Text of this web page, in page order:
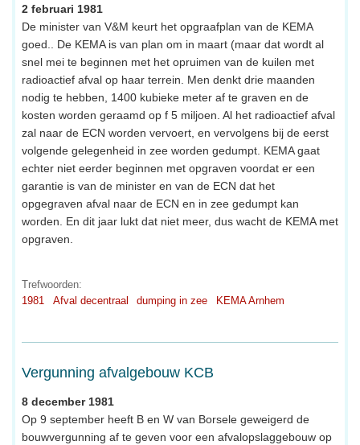
2 februari 1981
De minister van V&M keurt het opgraafplan van de KEMA
goed.. De KEMA is van plan om in maart (maar dat wordt al
snel mei te beginnen met het opruimen van de kuilen met
radioactief afval op haar terrein. Men denkt drie maanden
nodig te hebben, 1400 kubieke meter af te graven en de
kosten worden geraamd op f 5 miljoen. Al het radioactief afval
zal naar de ECN worden vervoert, en vervolgens bij de eerst
volgende gelegenheid in zee worden gedumpt. KEMA gaat
echter niet eerder beginnen met opgraven voordat er een
garantie is van de minister en van de ECN dat het
opgegraven afval naar de ECN en in zee gedumpt kan
worden. En dit jaar lukt dat niet meer, dus wacht de KEMA met
opgraven.
Trefwoorden:
1981
Afval decentraal dumping in zee KEMA Arnhem
Vergunning afvalgebouw KCB
8 december 1981
Op 9 september heeft B en W van Borsele geweigerd de
bouwvergunning af te geven voor een afvalopslaggebouw op